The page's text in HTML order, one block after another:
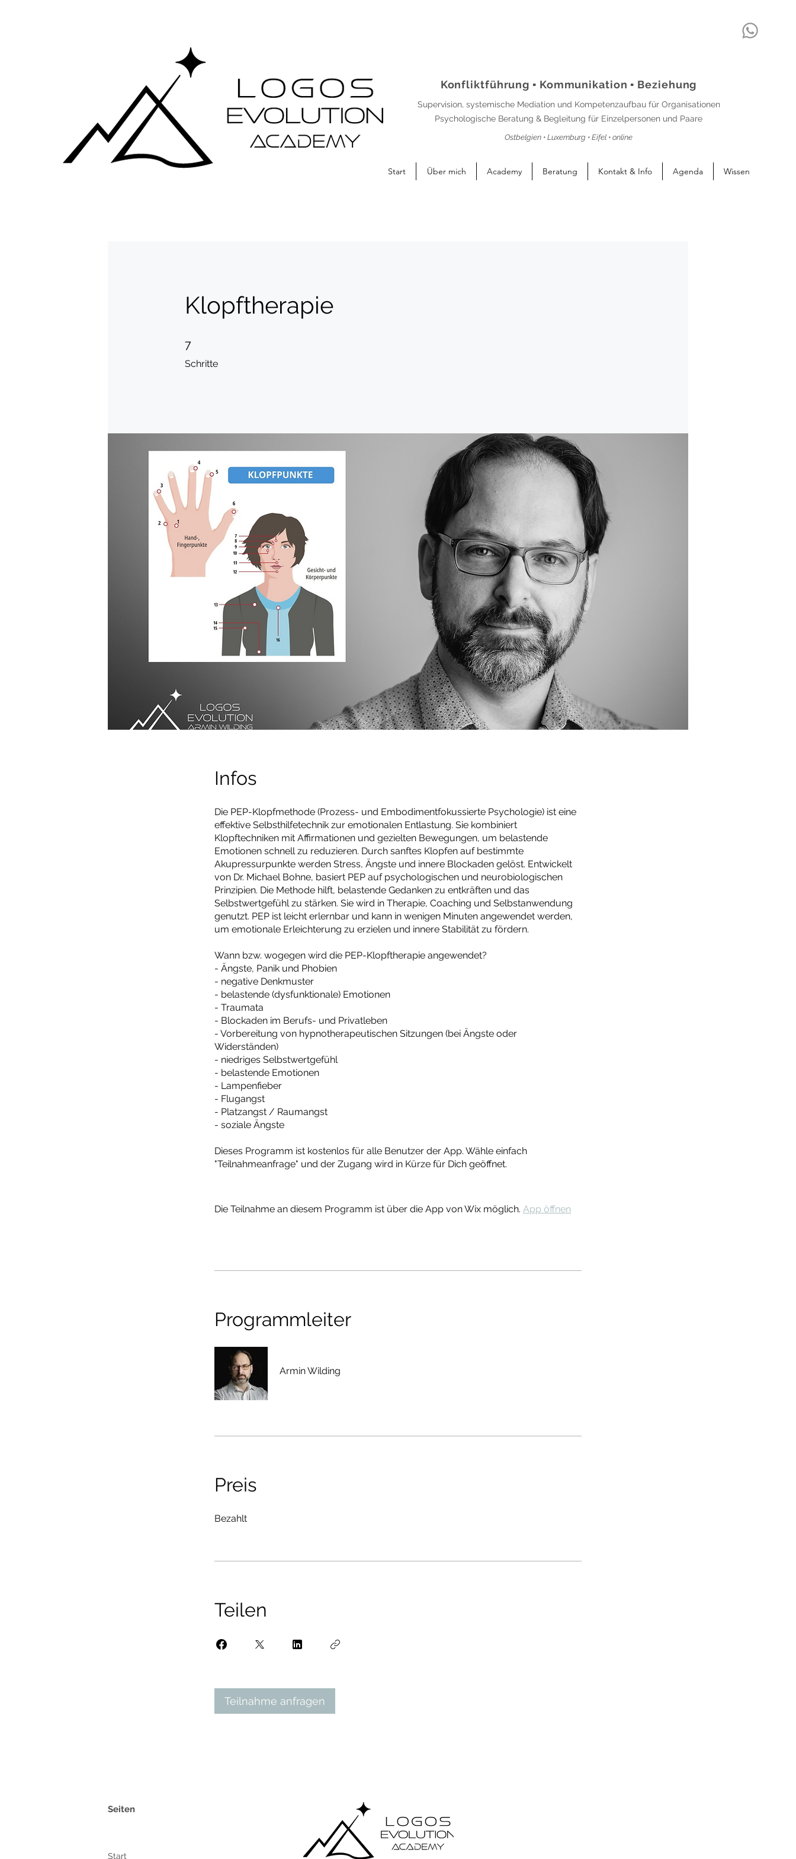
Konfliktführung ▪ Kommunikation ▪ Beziehung
Supervision, systemische Mediation und Kompetenzaufbau für Organisationen
Psychologische Beratung & Begleitung für Einzelpersonen und Paare
Ostbelgien • Luxemburg • Eifel • online
Start Über mich Academy Beratung Kontakt & Info Agenda Wissen
Klopftherapie
7
Schritte
Infos
Die PEP-Klopfmethode (Prozess- und Embodimentfokussierte Psychologie) ist eine
effektive Selbsthilfetechnik zur emotionalen Entlastung. Sie kombiniert
Klopftechniken mit Affirmationen und gezielten Bewegungen, um belastende
Emotionen schnell zu reduzieren. Durch sanftes Klopfen auf bestimmte
Akupressurpunkte werden Stress, Ängste und innere Blockaden gelöst. Entwickelt
von Dr. Michael Bohne, basiert PEP auf psychologischen und neurobiologischen
Prinzipien. Die Methode hilft, belastende Gedanken zu entkräften und das
Selbstwertgefühl zu stärken. Sie wird in Therapie, Coaching und Selbstanwendung
genutzt. PEP ist leicht erlernbar und kann in wenigen Minuten angewendet werden,
um emotionale Erleichterung zu erzielen und innere Stabilität zu fördern.
Wann bzw. wogegen wird die PEP-Klopftherapie angewendet?
- Ängste, Panik und Phobien
- negative Denkmuster
- belastende (dysfunktionale) Emotionen
- Traumata
- Blockaden im Berufs- und Privatleben
- Vorbereitung von hypnotherapeutischen Sitzungen (bei Ängste oder
Widerständen)
- niedriges Selbstwertgefühl
- belastende Emotionen
- Lampenfieber
- Flugangst
- Platzangst / Raumangst
- soziale Ängste
Dieses Programm ist kostenlos für alle Benutzer der App. Wähle einfach
"Teilnahmeanfrage" und der Zugang wird in Kürze für Dich geöffnet.
Die Teilnahme an diesem Programm ist über die App von Wix möglich. App öffnen
Programmleiter
Armin Wilding
Preis
Bezahlt
Teilen
Teilnahme anfragen
Seiten
Start